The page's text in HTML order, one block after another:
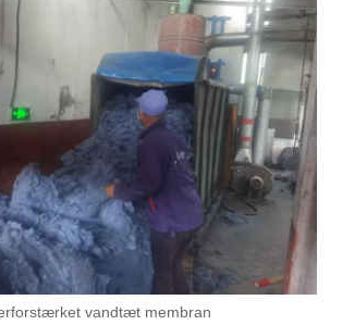
vandtæt membran